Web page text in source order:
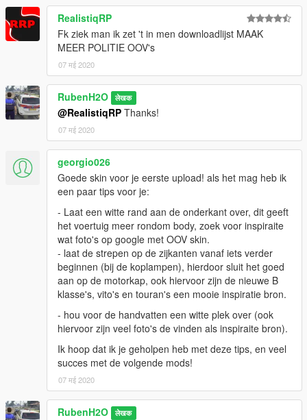
PERMISSION!
RealistiqRP
Fk ziek man ik zet 't in men downloadlijst MAAK
MEER POLITIE OOV's
07 मई 2020
RubenH2O लेखक
@RealistiqRP Thanks!
07 मई 2020
georgio026
Goede skin voor je eerste upload! als het mag heb ik
een paar tips voor je:
- Laat een witte rand aan de onderkant over, dit geeft
het voertuig meer rondom body, zoek voor inspiraite
wat foto's op google met OOV skin.
- laat de strepen op de zijkanten vanaf iets verder
beginnen (bij de koplampen), hierdoor sluit het goed
aan op de motorkap, ook hiervoor zijn de nieuwe B
klasse's, vito's en touran's een mooie inspiratie bron.
- hou voor de handvatten een witte plek over (ook
hiervoor zijn veel foto's de vinden als inspiraite bron).
Ik hoop dat ik je geholpen heb met deze tips, en veel
succes met de volgende mods!
07 मई 2020
RubenH2O लेखक